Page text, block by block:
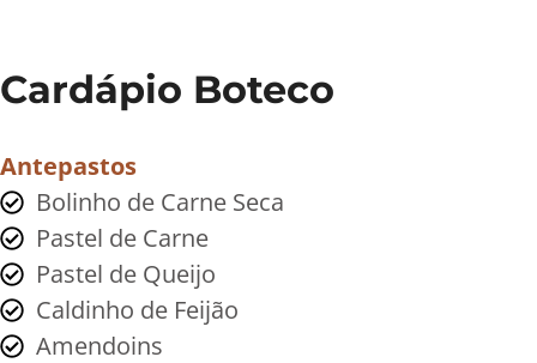
Cardápio Boteco
Antepastos
Bolinho de Carne Seca
Pastel de Carne
Pastel de Queijo
Caldinho de Feijão
Amendoins